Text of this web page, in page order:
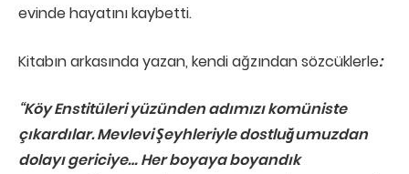
evinde hayatını kaybetti.
Kitabın arkasında yazan, kendi ağzından sözcüklerle:
“Köy Enstitüleri yüzünden adımızı komüniste
çıkardılar. Mevlevi Şeyhleriyle dostluğumuzdan
dolayı gericiye… Her boyaya boyandık